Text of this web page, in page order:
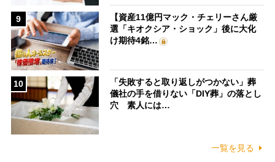
9
【資産11億円マック・チェリーさん厳
選「キオクシア・ショック」後に大化
け期待4銘…
10
「失敗すると取り返しがつかない」葬
儀社の手を借りない「DIY葬」の落とし
穴 素人には…
一覧を見る